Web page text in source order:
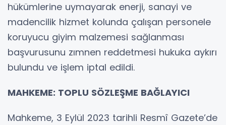
hükümlerine uymayarak enerji, sanayi ve
madencilik hizmet kolunda çalışan personele
koruyucu giyim malzemesi sağlanması
başvurusunu zımnen reddetmesi hukuka aykırı
bulundu ve işlem iptal edildi.
MAHKEME: TOPLU SÖZLEŞME BAĞLAYICI
Mahkeme, 3 Eylül 2023 tarihli Resmî Gazete’de